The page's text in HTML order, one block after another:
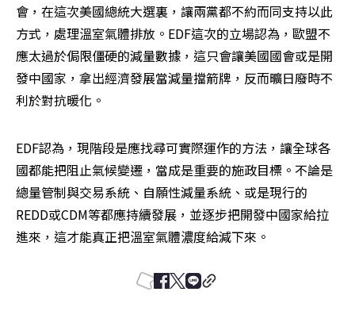
會，在這次美國總統大選裏，讓兩黨都不約而同支持以此
方式，處理溫室氣體排放。EDF這次的立場認為，歐盟不
應太過於侷限僵硬的減量數據，這只會讓美國國會或是開
發中國家，拿出經濟發展當減量擋箭牌，反而曠日廢時不
利於對抗暖化。
EDF認為，現階段是應找尋可實際運作的方法，讓全球各
國都能把阻止氣候變遷，當成是重要的施政目標。不論是
總量管制與交易系統、自願性減量系統、或是現行的
REDD或CDM等都應持續發展，並逐步把開發中國家給拉
進來，這才能真正把溫室氣體濃度給減下來。